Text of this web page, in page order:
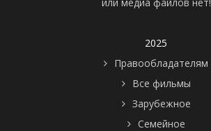
2025
Правообладателям
Все фильмы
Зарубежное
Семейное